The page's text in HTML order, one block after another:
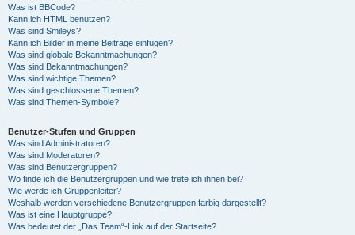
Was ist BBCode?
Kann ich HTML benutzen?
Was sind Smileys?
Kann ich Bilder in meine Beiträge einfügen?
Was sind globale Bekanntmachungen?
Was sind Bekanntmachungen?
Was sind wichtige Themen?
Was sind geschlossene Themen?
Was sind Themen-Symbole?
Benutzer-Stufen und Gruppen
Was sind Administratoren?
Was sind Moderatoren?
Was sind Benutzergruppen?
Wo finde ich die Benutzergruppen und wie trete ich ihnen bei?
Wie werde ich Gruppenleiter?
Weshalb werden verschiedene Benutzergruppen farbig dargestellt?
Was ist eine Hauptgruppe?
Was bedeutet der „Das Team“-Link auf der Startseite?